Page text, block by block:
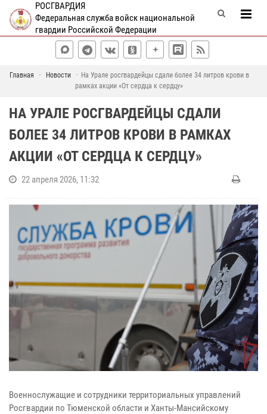
РОСГВАРДИЯ
Федеральная служба войск национальной
гвардии Российской Федерации
Главная Новости
На Урале росгвардейцы сдали более 34 литров крови в
рамках акции «От сердца к сердцу»
НА УРАЛЕ РОСГВАРДЕЙЦЫ СДАЛИ
БОЛЕЕ 34 ЛИТРОВ КРОВИ В РАМКАХ
АКЦИИ «ОТ СЕРДЦА К СЕРДЦУ»
22 апреля 2026, 11:32
Военнослужащие и сотрудники территориальных управлений
Росгвардии по Тюменской области и Ханты‑Мансийскому